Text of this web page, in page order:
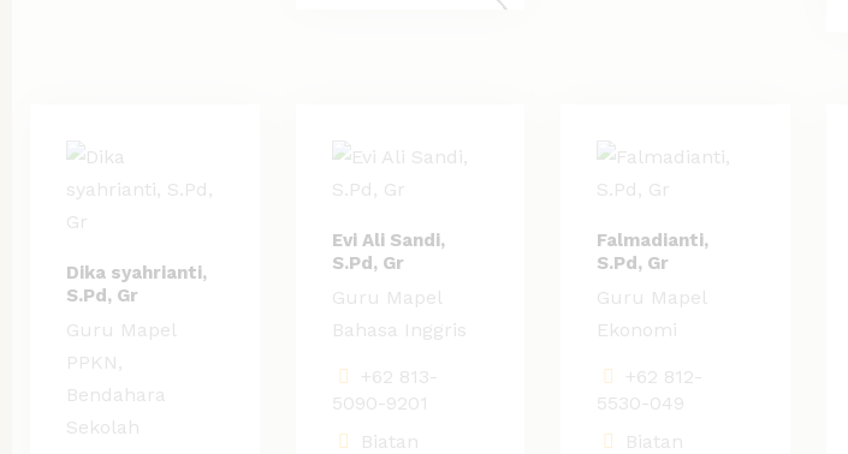
Dika syahrianti,
S.Pd, Gr
Guru Mapel
PPKN,
Bendahara
Sekolah
Evi Ali Sandi,
S.Pd, Gr
Guru Mapel
Bahasa Inggris
+62 813-
5090-9201
Biatan
Falmadianti,
S.Pd, Gr
Guru Mapel
Ekonomi
+62 812-
5530-049
Biatan